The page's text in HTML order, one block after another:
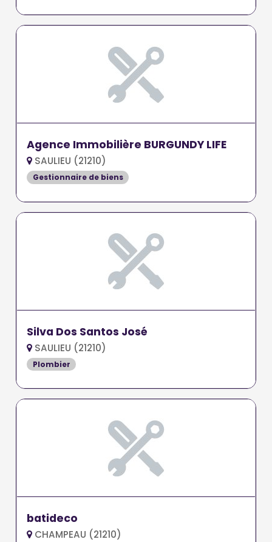
Agence Immobilière BURGUNDY LIFE
SAULIEU (21210)
Gestionnaire de biens
Silva Dos Santos José
SAULIEU (21210)
Plombier
batideco
CHAMPEAU (21210)